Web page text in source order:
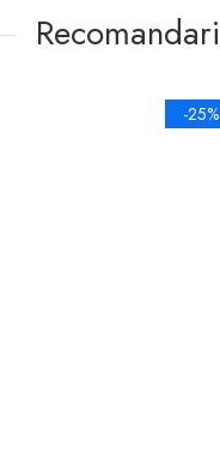
Recomandari
-25%